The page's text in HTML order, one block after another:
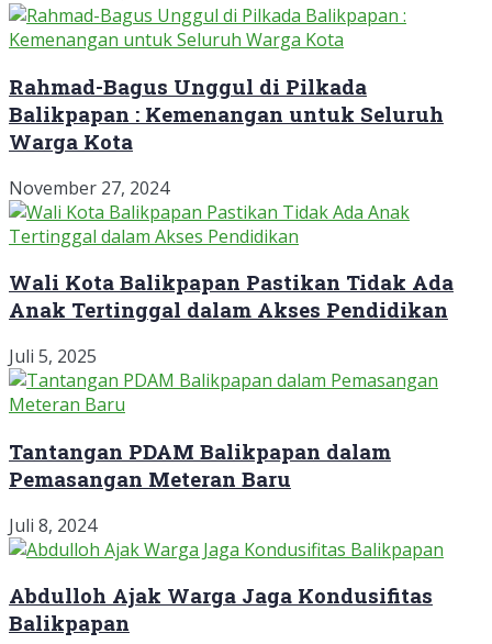
Rahmad-Bagus Unggul di Pilkada
Balikpapan : Kemenangan untuk Seluruh
Warga Kota
November 27, 2024
Wali Kota Balikpapan Pastikan Tidak Ada
Anak Tertinggal dalam Akses Pendidikan
Juli 5, 2025
Tantangan PDAM Balikpapan dalam
Pemasangan Meteran Baru
Juli 8, 2024
Abdulloh Ajak Warga Jaga Kondusifitas
Balikpapan